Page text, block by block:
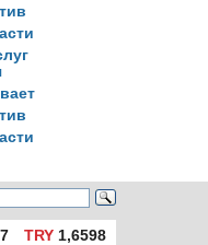
TRY1,6598